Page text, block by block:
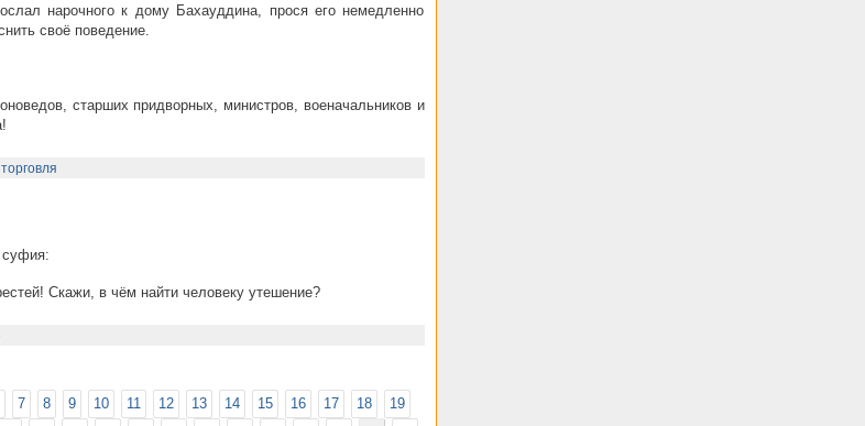
нарочного к дому Бахауддина, прося его немедленно
своё поведение.
старших придворных, министров, военачальников и
Скажи, в чём найти человеку утешение?
7 8 9 10 11 12 13 14 15 16 17 18
19